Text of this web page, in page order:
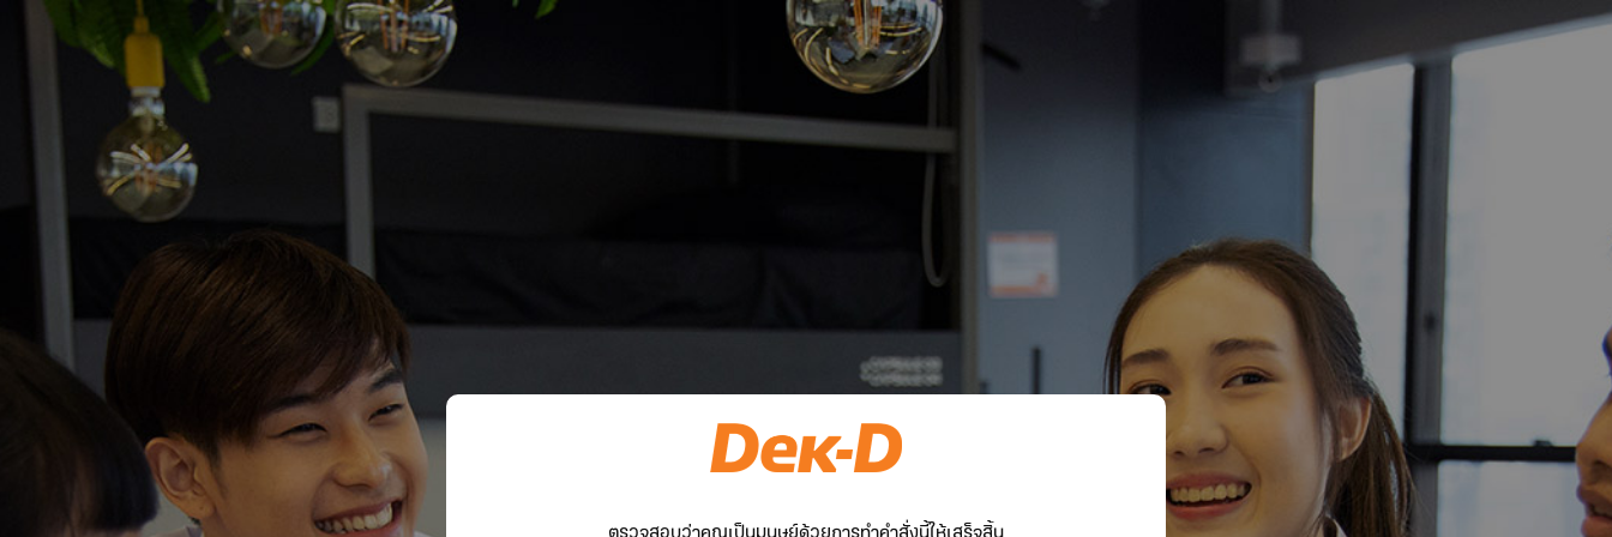
ตรวจสอบว่าคุณเป็นมนุษย์ด้วยการทำคำสั่งนี้ให้เสร็จสิ้น